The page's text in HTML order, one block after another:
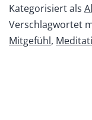
Kategorisiert als
Verschlagwortet
Mitgefühl,